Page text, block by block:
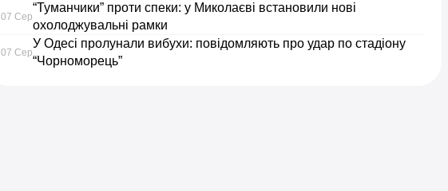
07 Сер
“Туманчики” проти спеки: у Миколаєві встановили нові
охолоджувальні рамки
07 Сер
У Одесі пролунали вибухи: повідомляють про удар по стадіону
“Чорноморець”